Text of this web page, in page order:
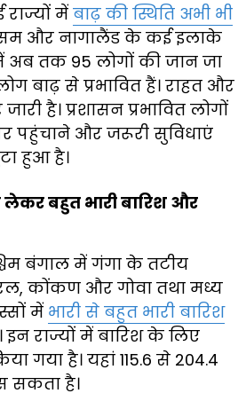
राज्यों में बाढ़ की स्थिति अभी भी
और नागालैंड के कई इलाके
तक 95 लोगों की जान जा
बाढ़ से प्रभावित हैं। राहत और
है। प्रशासन प्रभावित लोगों
पहुंचाने और जरूरी सुविधाएं
हुआ है।
लेकर बहुत भारी बारिश और
बंगाल में गंगा के तटीय
कोंकण और गोवा तथा मध्य
में भारी से बहुत भारी बारिश
। इन राज्यों में बारिश के लिए
गया है। यहां 115.6 से 204.4
सकता है।